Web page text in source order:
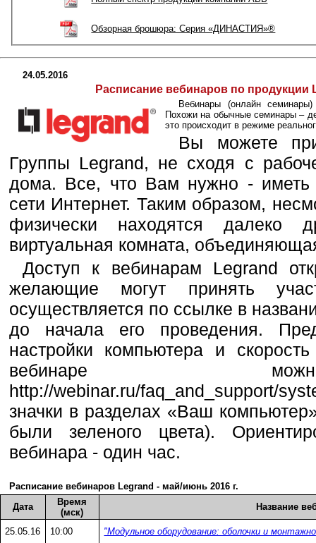
Обзорная брошюра: Серия «ДИНАСТИЯ»®
24.05.2016
Расписание вебинаров по продукции
Вебинары (онлайн
Похожи на обычные семинары –
это происходит в режиме
Вы можете
Группы Legrand, не сходя с
дома. Все, что Вам нужно - иметь
сети Интернет. Таким образом,
физически находятся далеко
виртуальная комната,
Доступ к вебинарам Legrand
желающие могут принять
осуществляется по ссылке в
до начала его проведения.
настройки компьютера и
вебинаре
http://webinar.ru/faq_and_support/
значки в разделах «Ваш
были зеленого цвета).
вебинара - один час.
Расписание вебинаров Legrand - май/июнь 2016 г.
Дата
Время
(мск)
Название
25.05.16 10:00 "Модульное оборудование: оболочки и